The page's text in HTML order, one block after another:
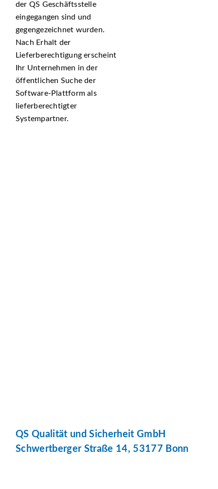
der QS Geschäftsstelle
eingegangen sind und
gegengezeichnet wurden.
Nach Erhalt der
Lieferberechtigung erscheint
Ihr Unternehmen in der
öffentlichen Suche der
Software-Plattform als
lieferberechtigter
Systempartner.
QS Qualität und Sicherheit GmbH
Schwertberger Straße 14, 53177 Bonn